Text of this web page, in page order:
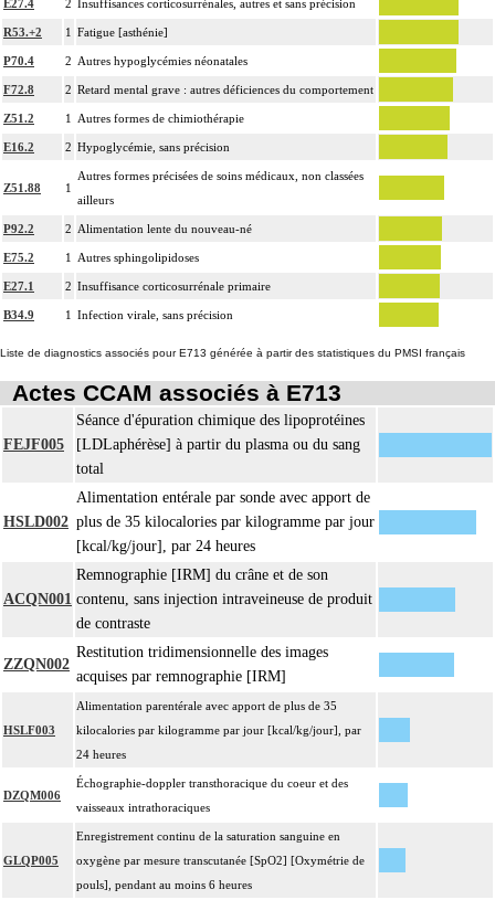
E27.4 2 Insuffisances corticosurrénales, autres et sans précision
R53.+2 1 Fatigue [asthénie]
P70.4 2 Autres hypoglycémies néonatales
F72.8 2 Retard mental grave : autres déficiences du comportement
Z51.2 1 Autres formes de chimiothérapie
E16.2 2 Hypoglycémie, sans précision
Z51.88 1
Autres formes précisées de soins médicaux, non classées
ailleurs
P92.2 2 Alimentation lente du nouveau-né
E75.2 1 Autres sphingolipidoses
E27.1 2 Insuffisance corticosurrénale primaire
B34.9 1 Infection virale, sans précision
Liste de diagnostics associés pour E713 générée à partir des statistiques du PMSI français
Actes CCAM associés à E713
FEJF005
Séance d'épuration chimique des lipoprotéines
[LDLaphérèse] à partir du plasma ou du sang
total
HSLD002
Alimentation entérale par sonde avec apport de
plus de 35 kilocalories par kilogramme par jour
[kcal/kg/jour], par 24 heures
ACQN001
Remnographie [IRM] du crâne et de son
contenu, sans injection intraveineuse de produit
de contraste
ZZQN002
Restitution tridimensionnelle des images
acquises par remnographie [IRM]
HSLF003
Alimentation parentérale avec apport de plus de 35
kilocalories par kilogramme par jour [kcal/kg/jour], par
24 heures
DZQM006
Échographie-doppler transthoracique du coeur et des
vaisseaux intrathoraciques
GLQP005
Enregistrement continu de la saturation sanguine en
oxygène par mesure transcutanée [SpO2] [Oxymétrie de
pouls], pendant au moins 6 heures